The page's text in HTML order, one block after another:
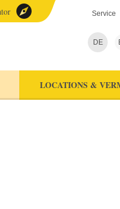
Service
DE
LOCATIONS &